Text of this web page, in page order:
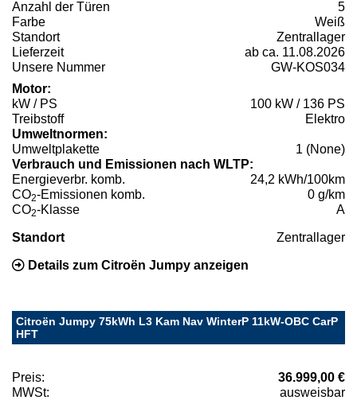
Anzahl der Türen
5
Farbe
Weiß
Standort
Zentrallager
Lieferzeit
ab ca. 11.08.2026
Unsere Nummer
GW-KOS034
Motor:
kW / PS
100 kW / 136 PS
Treibstoff
Elektro
Umweltnormen:
Umweltplakette
1 (None)
Verbrauch und Emissionen nach WLTP:
Energieverbr. komb.
24,2 kWh/100km
CO2-Emissionen komb.
0 g/km
CO2-Klasse A
Standort Zentrallager
Details zum Citroën Jumpy anzeigen
Citroën Jumpy 75kWh L3 Kam Nav WinterP 11kW-OBC CarP
HFT
Preis:
36.999,00 €
MWSt:
ausweisbar